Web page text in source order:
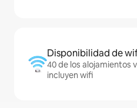
Disponibilidad de
40 de los alojamientos
incluyen wifi